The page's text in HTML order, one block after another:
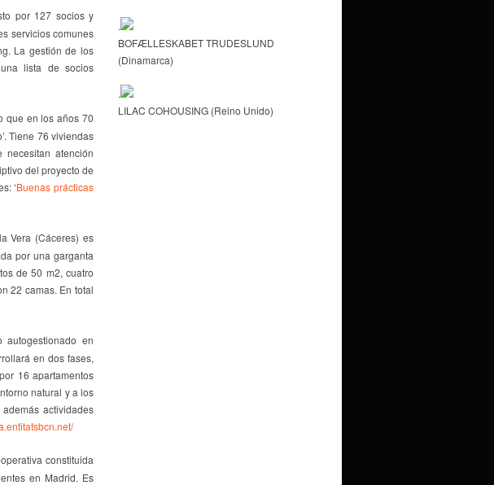
por 127 socios y
servicios comunes
La gestión de los
lista de socios
que en los años 70
Tiene 76 viviendas
atención
del proyecto de
‘Buenas prácticas
Vera (Cáceres) es
por una garganta
de 50 m2, cuatro
22 camas. En total
autogestionado en
en dos fases,
16 apartamentos
natural y a los
actividades
constituida
en Madrid. Es
.
BOFÆLLESKABET TRUDESLUND
(Dinamarca)
.
LILAC COHOUSING (Reino Unido)